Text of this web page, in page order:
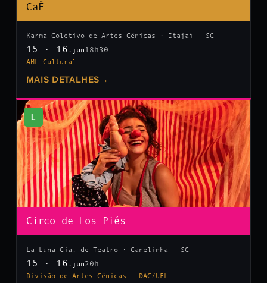
CaÊ
Karma Coletivo de Artes Cênicas · Itajaí — SC
15 · 16 .jun 18h30
AML Cultural
MAIS DETALHES →
L
Circo de Los Piés
La Luna Cia. de Teatro · Canelinha — SC
15 · 16 .jun20h
Divisão de Artes Cênicas – DAC/UEL